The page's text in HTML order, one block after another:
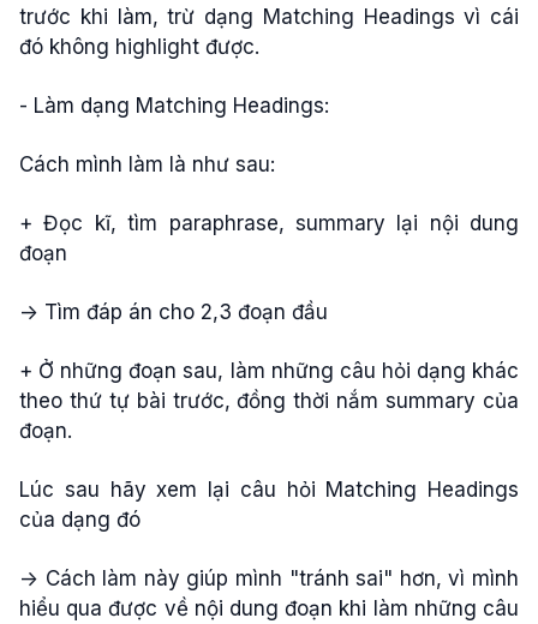
trước khi làm, trừ dạng Matching Headings vì cái
đó không highlight được.
- Làm dạng Matching Headings:
Cách mình làm là như sau:
+ Đọc kĩ, tìm paraphrase, summary lại nội dung
đoạn
-> Tìm đáp án cho 2,3 đoạn đầu
+ Ở những đoạn sau, làm những câu hỏi dạng khác
theo thứ tự bài trước, đồng thời nắm summary của
đoạn.
Lúc sau hãy xem lại câu hỏi Matching Headings
của dạng đó
-> Cách làm này giúp mình "tránh sai" hơn, vì mình
hiểu qua được về nội dung đoạn khi làm những câu